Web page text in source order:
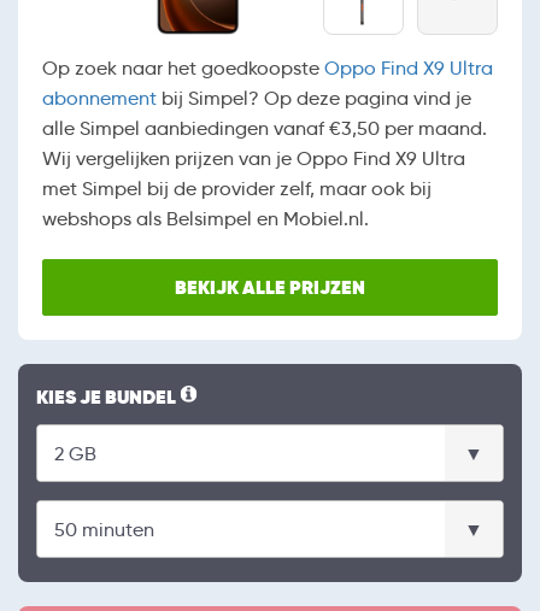
Op zoek naar het goedkoopste Oppo Find X9 Ultra
abonnement bij Simpel? Op deze pagina vind je
alle Simpel aanbiedingen vanaf €3,50 per maand.
Wij vergelijken prijzen van je Oppo Find X9 Ultra
met Simpel bij de provider zelf, maar ook bij
webshops als Belsimpel en Mobiel.nl.
BEKIJK ALLE PRIJZEN
KIES JE BUNDEL